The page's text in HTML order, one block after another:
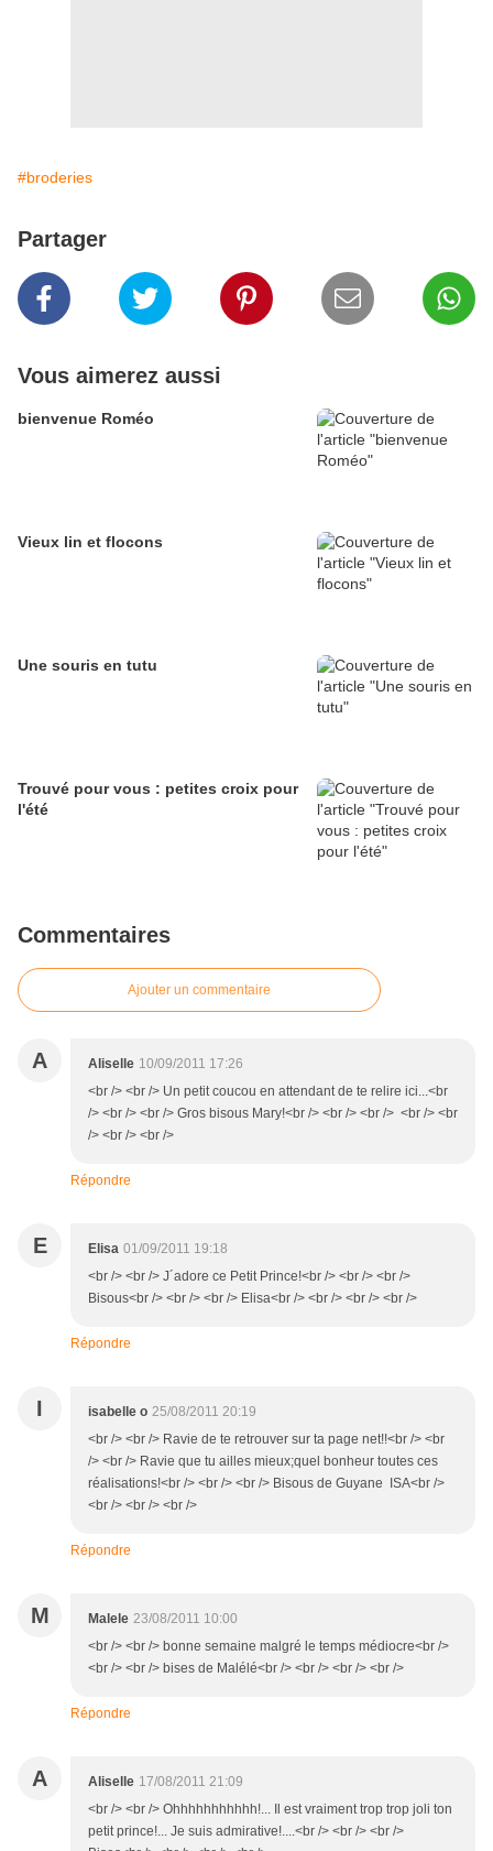
#broderies
Partager
Vous aimerez aussi
bienvenue Roméo
Vieux lin et flocons
Une souris en tutu
Trouvé pour vous : petites croix pour
l'été
Commentaires
Ajouter un commentaire
A Aliselle 10/09/2011 17:26
<br /> <br /> Un petit coucou en attendant de te relire ici...<br
/> <br /> <br /> Gros bisous Mary!<br /> <br /> <br /> <br /> <br
/> <br /> <br />
Répondre
E Elisa 01/09/2011 19:18
<br /> <br /> J´adore ce Petit Prince!<br /> <br /> <br />
Bisous<br /> <br /> <br /> Elisa<br /> <br /> <br /> <br />
Répondre
I isabelle o 25/08/2011 20:19
<br /> <br /> Ravie de te retrouver sur ta page net!!<br /> <br
/> <br /> Ravie que tu ailles mieux;quel bonheur toutes ces
réalisations!<br /> <br /> <br /> Bisous de Guyane ISA<br />
<br /> <br /> <br />
Répondre
M Malele 23/08/2011 10:00
<br /> <br /> bonne semaine malgré le temps médiocre<br />
<br /> <br /> bises de Malélé<br /> <br /> <br /> <br />
Répondre
A Aliselle 17/08/2011 21:09
<br /> <br /> Ohhhhhhhhhhh!... Il est vraiment trop trop joli ton
petit prince!... Je suis admirative!....<br /> <br /> <br />